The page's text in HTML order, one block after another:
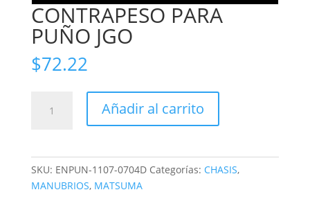
CONTRAPESO PARA
PUÑO JGO
$72.22
PARA
Añadir al carrito
SKU: ENPUN-1107-0704D Categorías: CHASIS,
MANUBRIOS, MATSUMA